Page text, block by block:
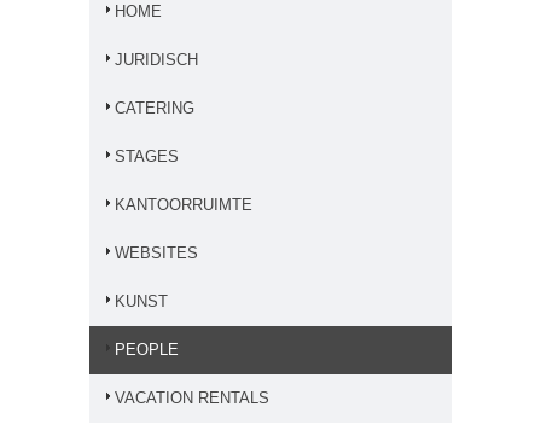
HOME
JURIDISCH
CATERING
STAGES
KANTOORRUIMTE
WEBSITES
KUNST
PEOPLE
VACATION RENTALS